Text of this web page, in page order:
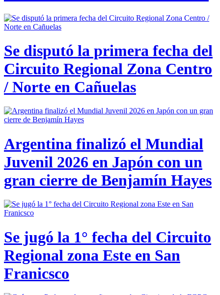
Se disputó la primera fecha del
Circuito Regional Zona Centro
/ Norte en Cañuelas
Argentina finalizó el Mundial
Juvenil 2026 en Japón con un
gran cierre de Benjamín Hayes
Se jugó la 1° fecha del Circuito
Regional zona Este en San
Franicsco